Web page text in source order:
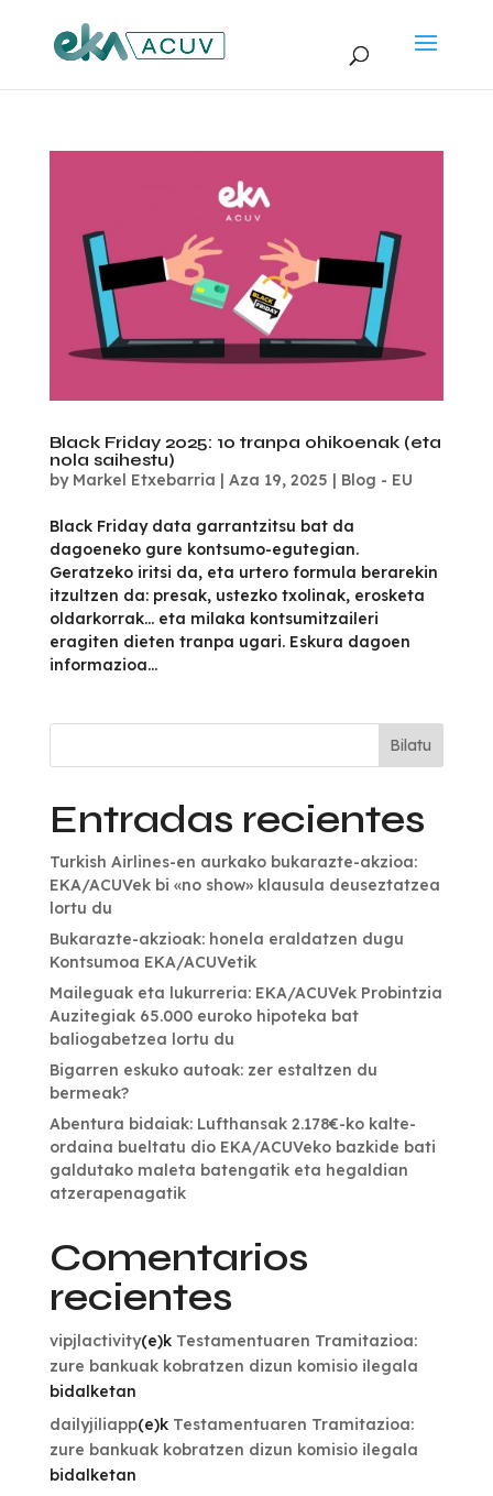
Black Friday 2025: 10 tranpa ohikoenak (eta
nola saihestu)
by Markel Etxebarria | Aza 19, 2025 | Blog - EU
Black Friday data garrantzitsu bat da
dagoeneko gure kontsumo-egutegian.
Geratzeko iritsi da, eta urtero formula berarekin
itzultzen da: presak, ustezko txolinak, erosketa
oldarkorrak… eta milaka kontsumitzaileri
eragiten dieten tranpa ugari. Eskura dagoen
informazioa...
Bilatu
Entradas recientes
Turkish Airlines-en aurkako bukarazte-akzioa:
EKA/ACUVek bi «no show» klausula deuseztatzea
lortu du
Bukarazte-akzioak: honela eraldatzen dugu
Kontsumoa EKA/ACUVetik
Maileguak eta lukurreria: EKA/ACUVek Probintzia
Auzitegiak 65.000 euroko hipoteka bat
baliogabetzea lortu du
Bigarren eskuko autoak: zer estaltzen du
bermeak?
Abentura bidaiak: Lufthansak 2.178€-ko kalte-
ordaina bueltatu dio EKA/ACUVeko bazkide bati
galdutako maleta batengatik eta hegaldian
atzerapenagatik
Comentarios
recientes
vipjlactivity(e)k Testamentuaren Tramitazioa:
zure bankuak kobratzen dizun komisio ilegala
bidalketan
dailyjiliapp(e)k Testamentuaren Tramitazioa:
zure bankuak kobratzen dizun komisio ilegala
bidalketan